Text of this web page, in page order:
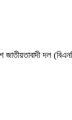
জাতীয়তাবাদী দল